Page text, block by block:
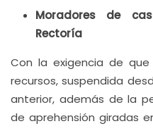
Moradores de
Rectoría
Con la exigencia de
recursos, suspendida
anterior, además de la
de aprehensión giradas